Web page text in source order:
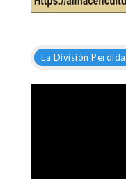
La División